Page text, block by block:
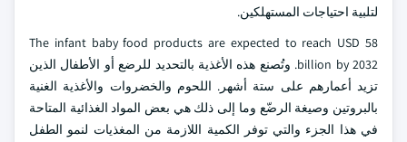
لتلبية احتياجات المستهلكين.
The infant baby food products are expected to reach USD 58
billion by 2032. وتُصنع هذه الأغذية بالتحديد للرضع أو الأطفال الذين
تزيد أعمارهم على ستة أشهر. اللحوم والخضروات والأغذية الغنية
بالبروتين وصيغة الرضّع وما إلى ذلك هي بعض المواد الغذائية المتاحة
في هذا الجزء والتي توفر الكمية اللازمة من المغذيات لنمو الطفل